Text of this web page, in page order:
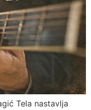
Tela nastavlja